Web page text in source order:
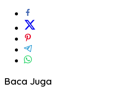
Baca Juga